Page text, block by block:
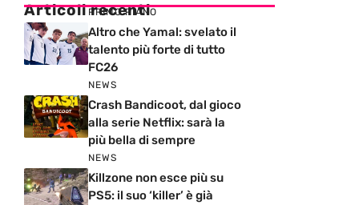
Articoli recenti
PRIMO PIANO
Altro che Yamal: svelato il
talento più forte di tutto
FC26
NEWS
Crash Bandicoot, dal gioco
alla serie Netflix: sarà la
più bella di sempre
NEWS
Killzone non esce più su
PS5: il suo ‘killer’ è già